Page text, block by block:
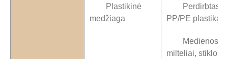
Plastikinė
medžiaga
Perdirbtas
PP/PE plastikas
Medienos
milteliai, stiklo